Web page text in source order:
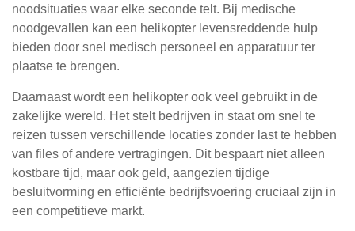
noodsituaties waar elke seconde telt. Bij medische
noodgevallen kan een helikopter levensreddende hulp
bieden door snel medisch personeel en apparatuur ter
plaatse te brengen.
Daarnaast wordt een helikopter ook veel gebruikt in de
zakelijke wereld. Het stelt bedrijven in staat om snel te
reizen tussen verschillende locaties zonder last te hebben
van files of andere vertragingen. Dit bespaart niet alleen
kostbare tijd, maar ook geld, aangezien tijdige
besluitvorming en efficiënte bedrijfsvoering cruciaal zijn in
een competitieve markt.